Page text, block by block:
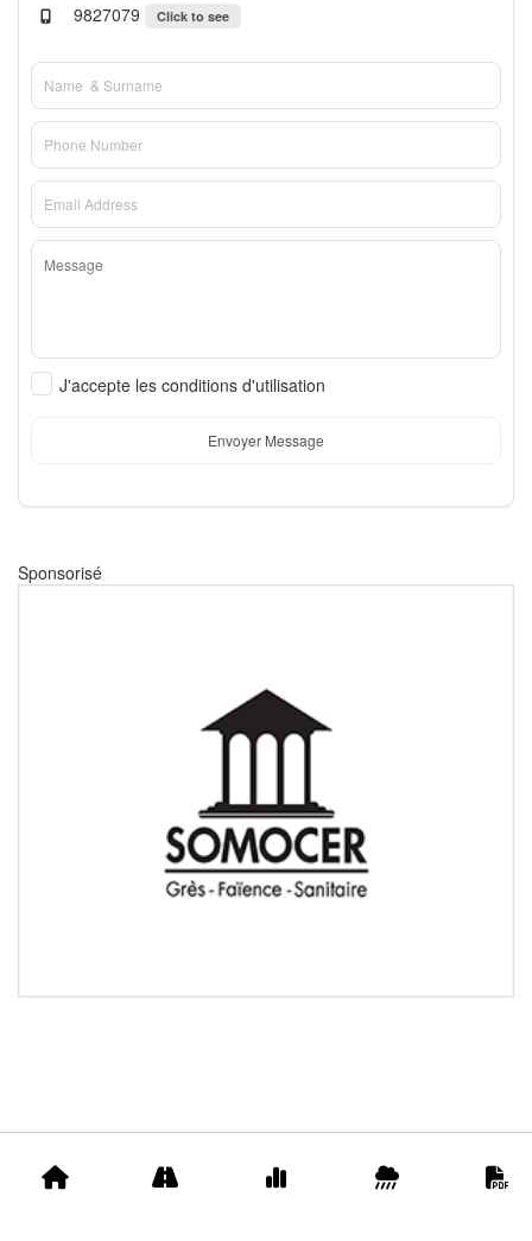
9827079
Click to see
J'accepte les conditions d'utilisation
Envoyer Message
Sponsorisé
Pluviométrie